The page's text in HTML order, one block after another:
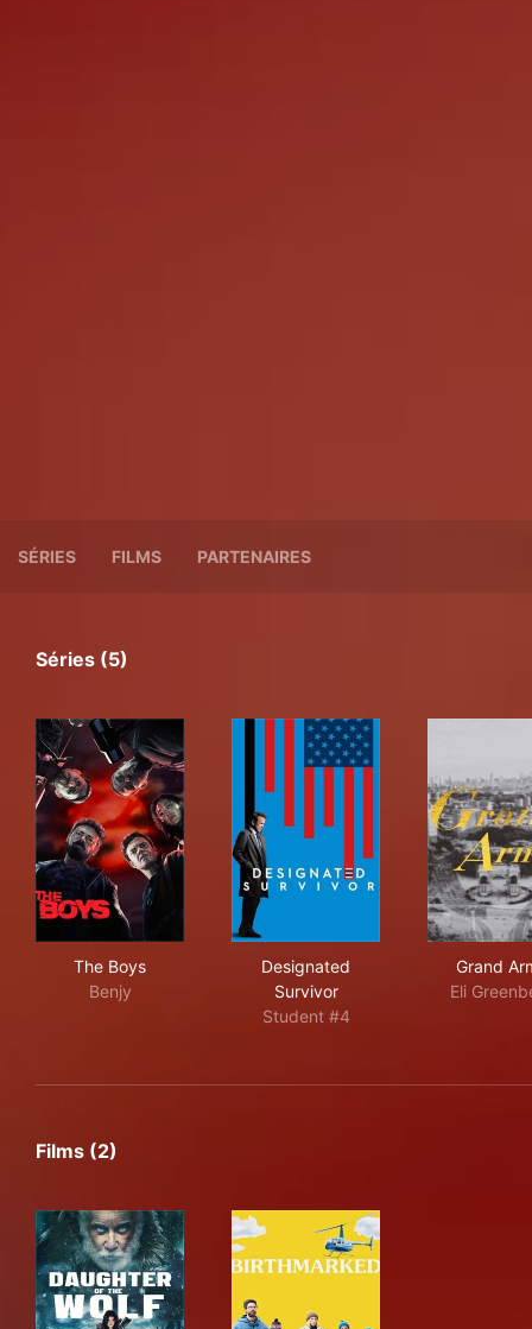
SÉRIES FILMS PARTENAIRES
Séries (5)
The Boys
Benjy
Designated
Survivor
Student #4
Grand
Eli
Films (2)